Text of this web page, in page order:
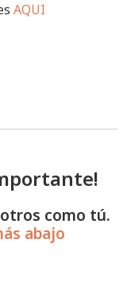
AQUI
como tú.
abajo